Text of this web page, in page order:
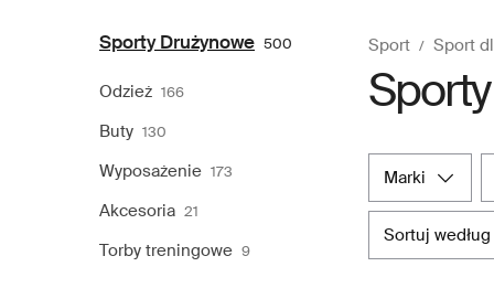
Sporty Drużynowe 500
Odzież 166
Buty 130
Wyposażenie 173
Akcesoria 21
Torby treningowe 9
Sport Sport
marki
sortuj według